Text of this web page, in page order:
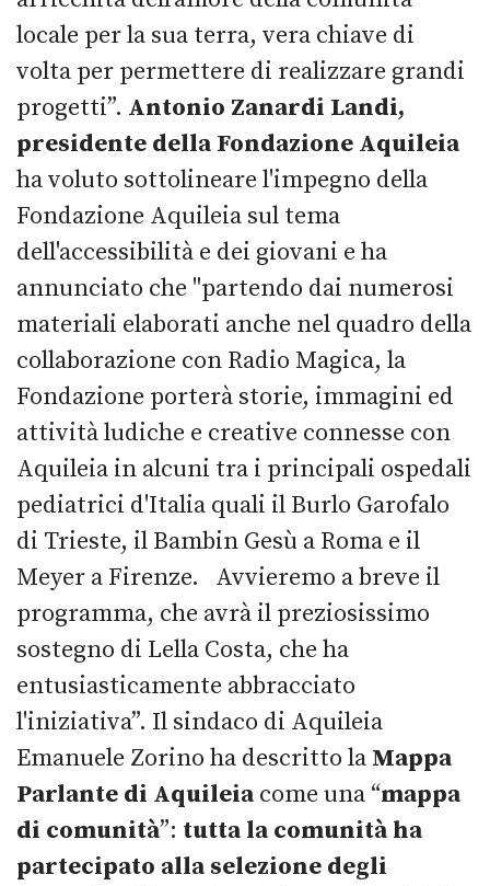
locale per la sua terra, vera chiave di
volta per permettere di realizzare grandi
progetti”. Antonio Zanardi Landi,
presidente della Fondazione Aquileia
ha voluto sottolineare l'impegno della
Fondazione Aquileia sul tema
dell'accessibilità e dei giovani e ha
annunciato che "partendo dai numerosi
materiali elaborati anche nel quadro della
collaborazione con Radio Magica, la
Fondazione porterà storie, immagini ed
attività ludiche e creative connesse con
Aquileia in alcuni tra i principali ospedali
pediatrici d'Italia quali il Burlo Garofalo
di Trieste, il Bambin Gesù a Roma e il
Meyer a Firenze. Avvieremo a breve il
programma, che avrà il preziosissimo
sostegno di Lella Costa, che ha
entusiasticamente abbracciato
l'iniziativa”. Il sindaco di Aquileia
Emanuele Zorino ha descritto la Mappa
Parlante di Aquileiacome una “mappa
di comunità”: tutta la comunità ha
partecipato alla selezione degli